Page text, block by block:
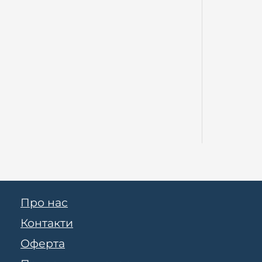
Про нас
Контакти
Оферта